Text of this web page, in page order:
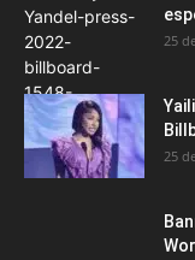
25
25